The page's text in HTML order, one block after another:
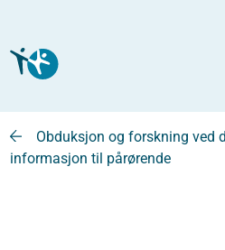
Obduksjon og forskning ved
informasjon til pårørende